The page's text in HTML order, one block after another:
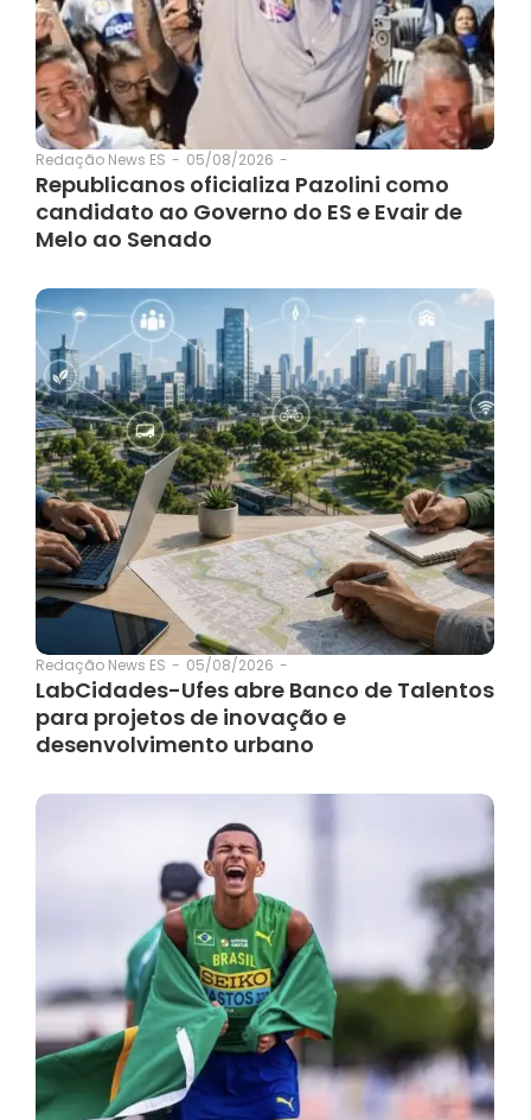
Redação News ES - 05/08/2026 -
Republicanos oficializa Pazolini como
candidato ao Governo do ES e Evair de
Melo ao Senado
Redação News ES - 05/08/2026 -
LabCidades-Ufes abre Banco de Talentos
para projetos de inovação e
desenvolvimento urbano